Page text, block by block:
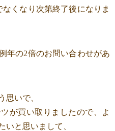
くなり次第終了後になりま
年の2倍のお問い合わせがあ
思いで、
が買い取りましたので、よ
いと思いまして、